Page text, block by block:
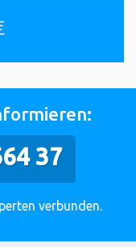
37
verbunden.